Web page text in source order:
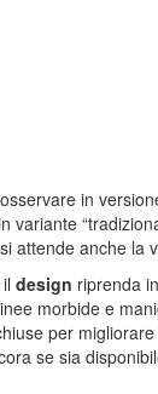
in
variante
attende anche la
design riprenda
morbide e
per migliorare
se sia